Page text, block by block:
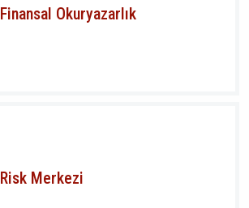
Finansal Okuryazarlık
Risk Merkezi